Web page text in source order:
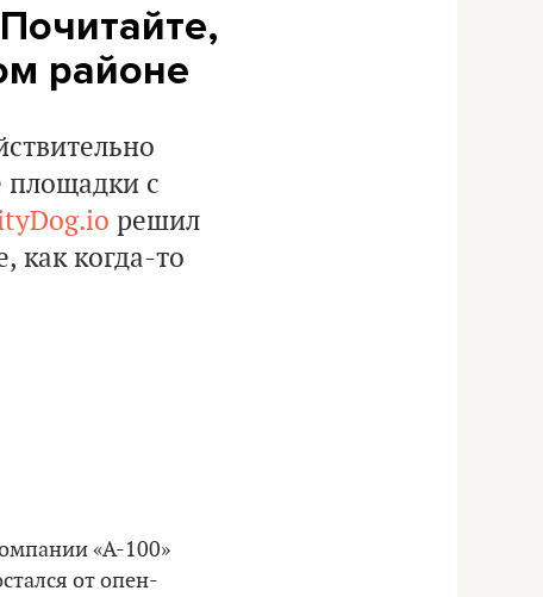
районе
площадки с
решил
как когда-то
«А-100»
от опен-